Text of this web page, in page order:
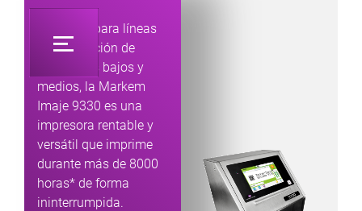
Diseñada para líneas
de producción de
volúmenes bajos y
medios, la Markem
Imaje 9330 es una
impresora rentable y
versátil que imprime
durante más de 8000
horas* de forma
ininterrumpida.